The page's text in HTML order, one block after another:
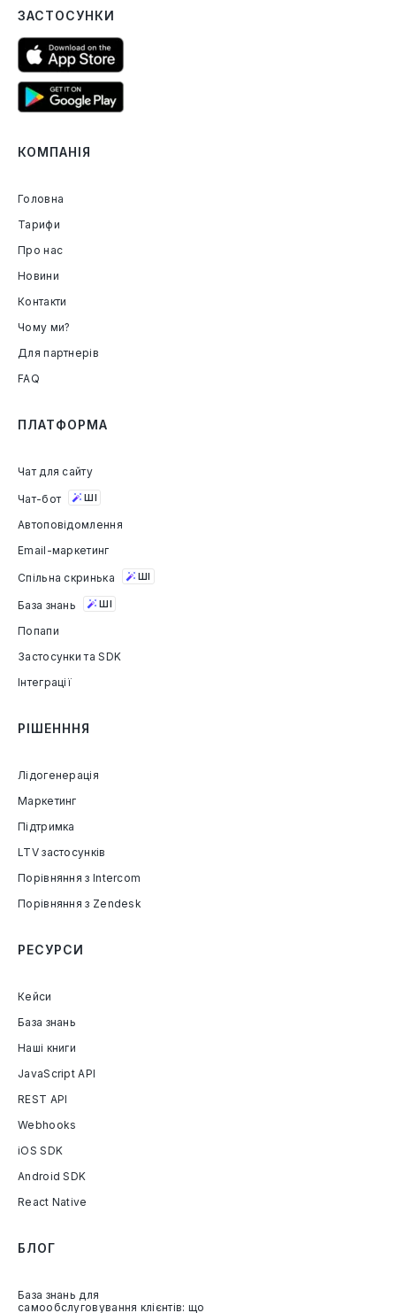
ЗАСТОСУНКИ
КОМПАНІЯ
Головна
Тарифи
Про нас
Новини
Контакти
Чому ми?
Для партнерів
FAQ
ПЛАТФОРМА
Чат для сайту
Чат-бот ШІ
Автоповідомлення
Email-маркетинг
Спільна скринька ШІ
База знань ШІ
Попапи
Застосунки та SDK
Інтеграції
РІШЕНННЯ
Лідогенерація
Маркетинг
Підтримка
LTV застосунків
Порівняння з Intercom
Порівняння з Zendesk
РЕСУРСИ
Кейси
База знань
Наші книги
JavaScript API
REST API
Webhooks
iOS SDK
Android SDK
React Native
БЛОГ
База знань для
самообслуговування клієнтів: що